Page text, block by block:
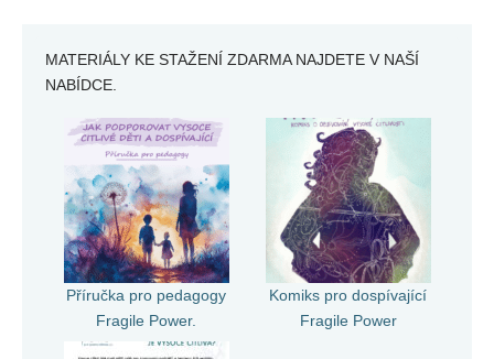
MATERIÁLY KE STAŽENÍ ZDARMA NAJDETE V NAŠÍ
NABÍDCE.
Příručka pro pedagogy
Fragile Power.
Komiks pro dospívající
Fragile Power